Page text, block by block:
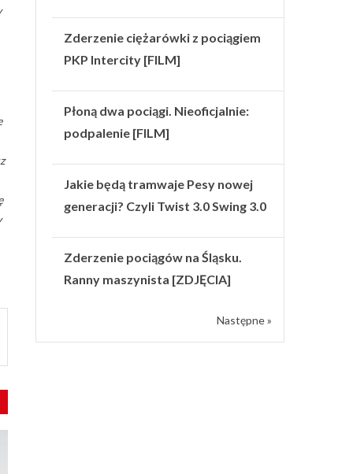
Zderzenie ciężarówki z pociągiem
PKP Intercity [FILM]
Płoną dwa pociągi. Nieoficjalnie:
podpalenie [FILM]
Jakie będą tramwaje Pesy nowej
generacji? Czyli Twist 3.0 Swing 3.0
Zderzenie pociągów na Śląsku.
Ranny maszynista [ZDJĘCIA]
Następne »